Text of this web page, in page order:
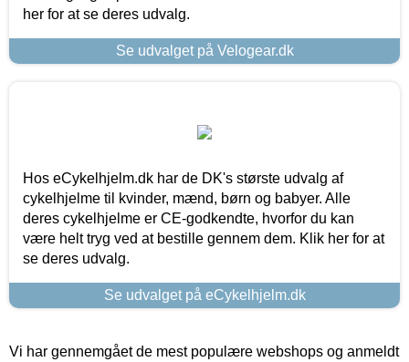
her for at se deres udvalg.
Se udvalget på Velogear.dk
Hos eCykelhjelm.dk har de DK's største udvalg af
cykelhjelme til kvinder, mænd, børn og babyer. Alle
deres cykelhjelme er CE-godkendte, hvorfor du kan
være helt tryg ved at bestille gennem dem. Klik her for at
se deres udvalg.
Se udvalget på eCykelhjelm.dk
Vi har gennemgået de mest populære webshops og anmeldt